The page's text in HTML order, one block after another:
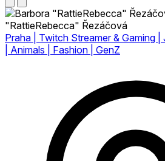
"RattieRebecca" Řezáčová
Praha | Twitch Streamer & Gaming
| Animals | Fashion | GenZ